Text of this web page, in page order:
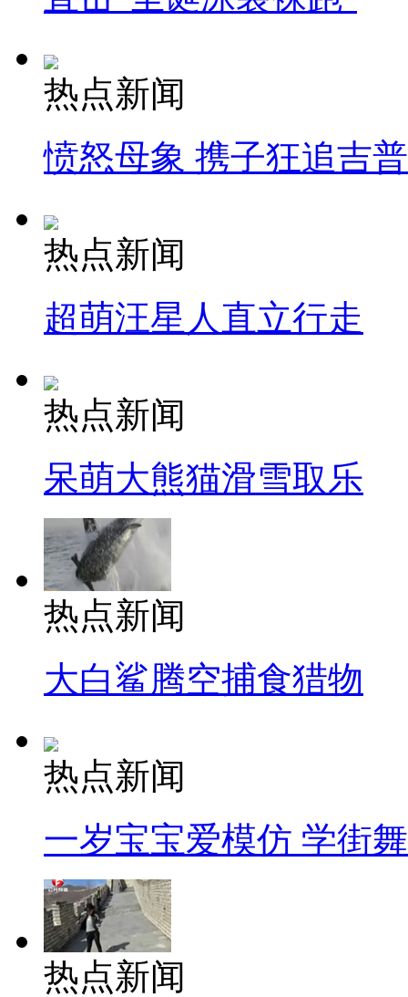
热点新闻
愤怒母象 携子狂追吉
热点新闻
超萌汪星人直立行走
热点新闻
呆萌大熊猫滑雪取乐
热点新闻
大白鲨腾空捕食猎物
热点新闻
一岁宝宝爱模仿 学街
热点新闻